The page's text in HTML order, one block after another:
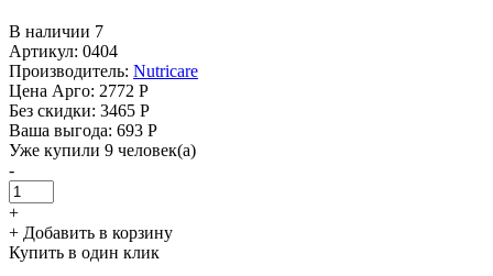
В наличии 7
Артикул: 0404
Производитель: Nutricare
Цена Арго: 2772 Р
Без скидки: 3465 Р
Ваша выгода: 693 Р
Уже купили 9 человек(а)
-
+
+ Добавить в корзину
Купить в один клик